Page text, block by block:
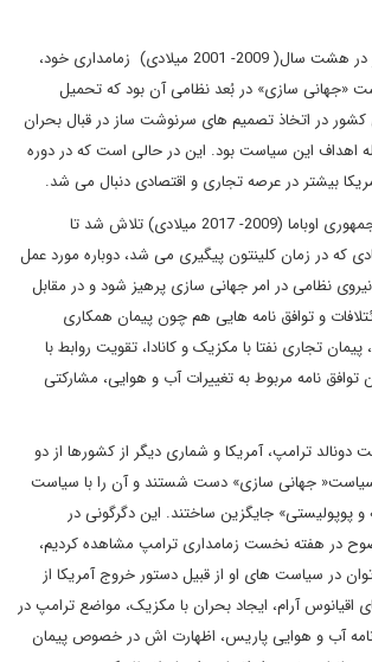
دولت جورج بوش پسر در هشت سال( 2009- 2001 میلادی) زمامداری خود،
«جهانی سازی» در بُعد نظامی آن بود که تحمیل
در اتخاذ تصمیم های سرنوشت ساز در قبال بحران
اهداف این سیاست بود. این در حالی است که در دوره
بیشتر در عرصه تجاری و اقتصادی دنبال می شد.
بعدها در دوره ریاست جمهوری اوباما (2009- 2017 میلادی) تلاش شد تا
که در زمان کلینتون پیگیری می شد، دوباره مورد عمل
نیروی نظامی در امر جهانی سازی پرهیز شود و در مقابل
و توافق نامه هایی هم چون پیمان همکاری
تجاری نفتا با مکزیک و کانادا، تقویت روابط با
توافق نامه مربوط به تغییرات آب و هوایی، مشارکتی
دونالد ترامپ، آمریکا و شماری دیگر از کشورها از دو
جهانی سازی» دست شستند و آن را با سیاست
و پوپولیستی» جایگزین ساختند. این دگرگونی در
در هفته نخست زمامداری ترامپ مشاهده کردیم،
در سیاست های او از قبیل دستور خروج آمریکا از
آرام، ایجاد بحران با مکزیک، مواضع ترامپ در
نامه آب و هوایی پاریس، اظهارت اش در خصوص پیمان